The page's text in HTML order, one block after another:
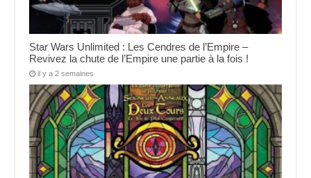
Star Wars Unlimited : Les Cendres de l’Empire –
Revivez la chute de l’Empire une partie à la fois !
il y a 2 semaines